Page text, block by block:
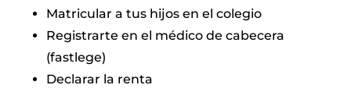
Matricular a tus hijos en el colegio
Registrarte en el médico de cabecera
(fastlege)
Declarar la renta